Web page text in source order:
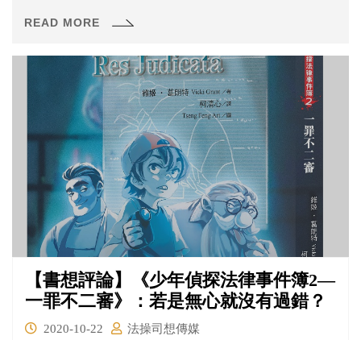
有無法解釋的疑點，最終梶間仍宣判武內無罪。梶間堅信
後卻開始發生怪事……
READ MORE
【書想評論】《少年偵探法律事件簿2—
一罪不二審》：若是無心就沒有過錯？
2020-10-22
法操司想傳媒